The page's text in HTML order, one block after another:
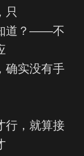
只
道？——不
确实没有手
，就算接